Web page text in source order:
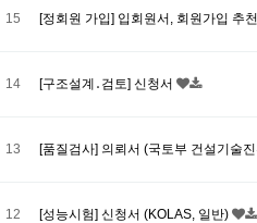
15 [정회원 가입] 입회원서, 회원가입 추
14 [구조설계․검토] 신청서
13 [품질검사] 의뢰서 (국토부 건설기술
12 [성능시험] 신청서 (KOLAS, 일반)